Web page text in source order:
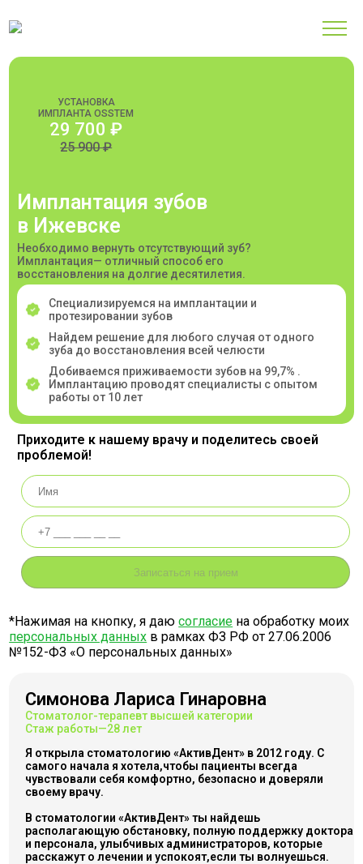
УСТАНОВКА
ИМПЛАНТА OSSTEM
29 700 ₽
25 900 ₽
Имплантация зубов
в Ижевске
Необходимо вернуть отсутствующий зуб?
Имплантация— отличный способ его
восстановления на долгие десятилетия.
Специализируемся на имплантации и
протезировании зубов
Найдем решение для любого случая от одного
зуба до восстановления всей челюсти
Добиваемся приживаемости зубов на 99,7% .
Имплантацию проводят специалисты с опытом
работы от 10 лет
Приходите к нашему врачу и поделитесь своей
проблемой!
*Нажимая на кнопку, я даюсогласие на обработку моих
персональных данных в рамках ФЗ РФ от 27.06.2006
№152-ФЗ «О персональных данных»
Симонова Лариса Гинаровна
Стоматолог-терапевт высшей категории
Стаж работы—28 лет
Я открыла стоматологию «АктивДент» в 2012 году. С
самого начала я хотела,чтобы пациенты всегда
чувствовали себя комфортно, безопасно и доверяли
своему врачу.
В стоматологии «АктивДент» ты найдешь
располагающую обстановку, полную поддержку доктора
и персонала, улыбчивых администраторов, которые
расскажут о лечении и успокоят,если ты волнуешься.